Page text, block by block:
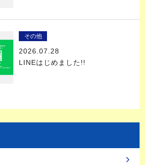
その他
2026.07.28
LINEはじめました!!